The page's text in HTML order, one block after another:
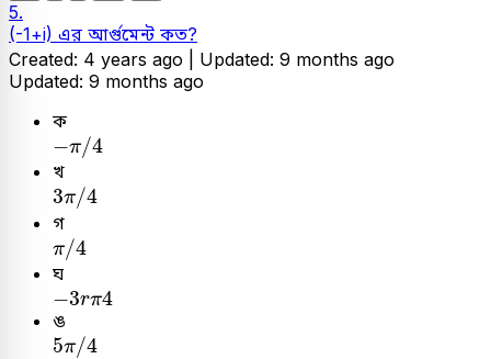
5.
(-1+i) এর আর্গুমেন্ট কত?
Created: 4 years ago | Updated: 9 months ago
Updated: 9 months ago
ক
−π/4
- π/ 4
খ
3π/4
3π /4
গ
π/4
π /4
ঘ
−3rπ4
3rπ4
ঙ
5π/4
5 / 4